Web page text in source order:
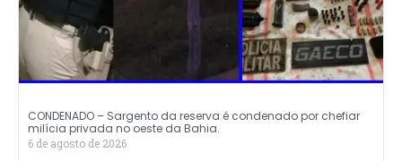
CONDENADO – Sargento da reserva é condenado por chefiar
milícia privada no oeste da Bahia.
6 de agosto de 2026